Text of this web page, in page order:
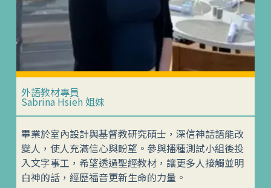
外語教材專員
Sabrina Hsieh 姐妹
畢業於室內設計與基督教研究碩士，深信神話語能改
變人，使人充滿信心與盼望。參與播種測試小組後投
入文字事工，希望透過聖經教材，讓更多人接觸並明
白神的話，經歷福音更新生命的力量。